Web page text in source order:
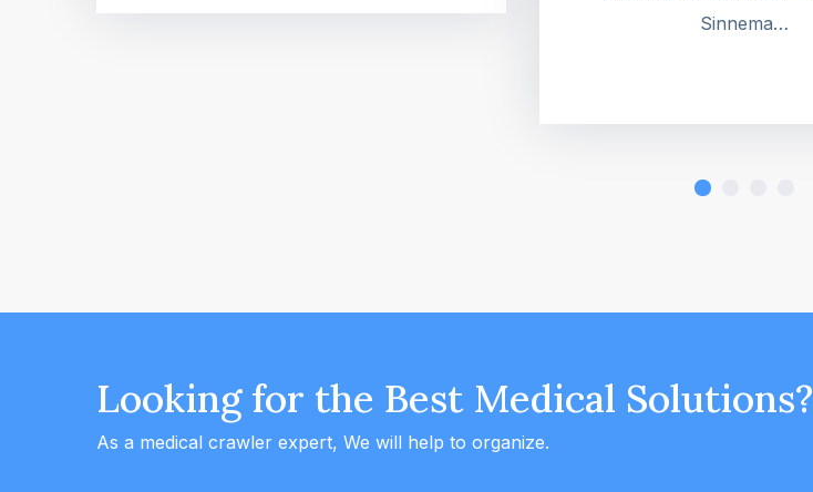
Sinnema…
Looking for the Best Medical Solutions?
As a medical crawler expert, We will help to organize.